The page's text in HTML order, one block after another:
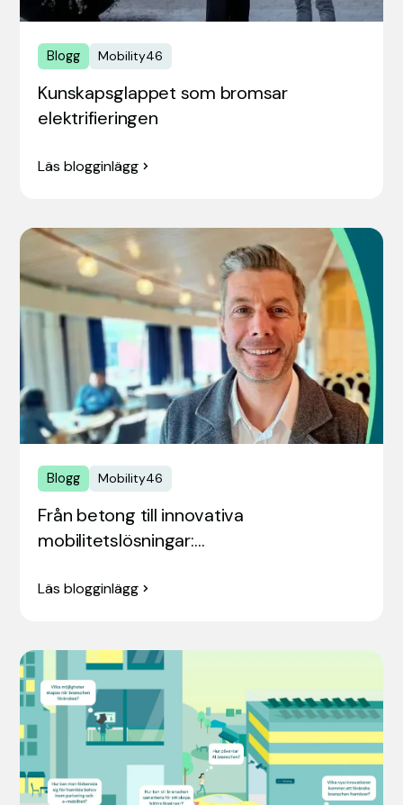
Blogg Mobility46
Kunskapsglappet som bromsar
elektrifieringen
Läs blogginlägg
Blogg Mobility46
Från betong till innovativa
mobilitetslösningar:…
Läs blogginlägg